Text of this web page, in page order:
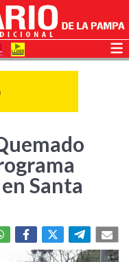
Santa